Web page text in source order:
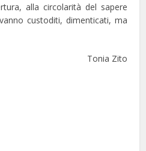
alla circolarità del sapere
custoditi, dimenticati, ma
Tonia Zito